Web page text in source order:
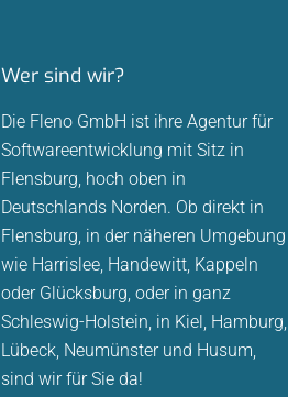
Wer sind wir?
Die Fleno GmbH ist ihre Agentur für
Softwareentwicklung mit Sitz in
Flensburg, hoch oben in
Deutschlands Norden. Ob direkt in
Flensburg, in der näheren Umgebung
wie Harrislee, Handewitt, Kappeln
oder Glücksburg, oder in ganz
Schleswig-Holstein, in Kiel, Hamburg,
Lübeck, Neumünster und Husum,
sind wir für Sie da!